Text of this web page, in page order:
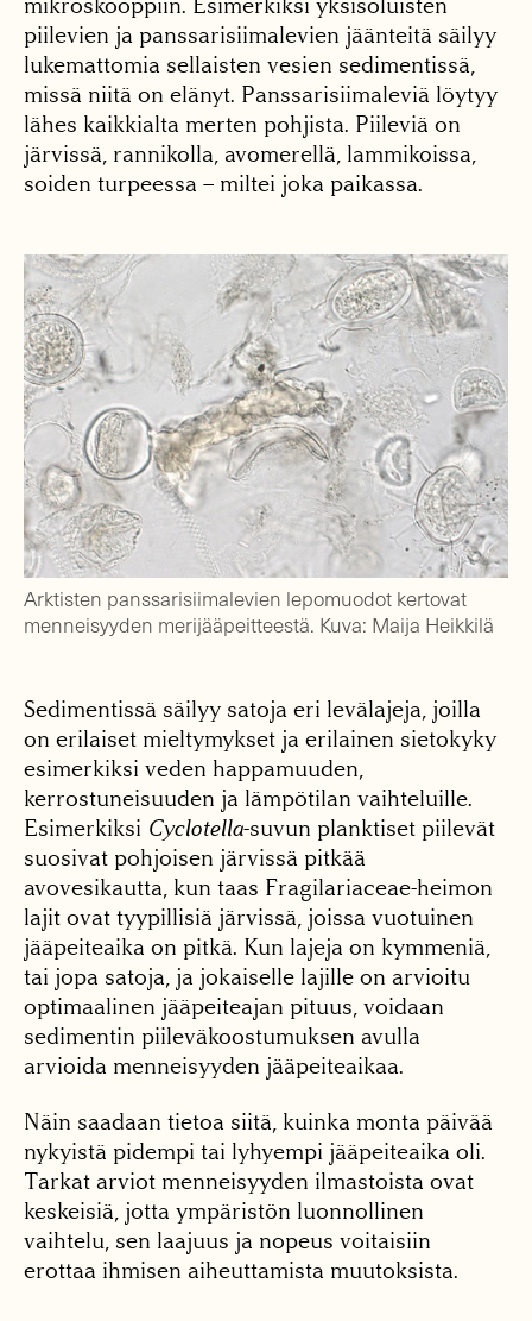
piilevien ja panssarisiimalevien jäänteitä säilyy
lukemattomia sellaisten vesien sedimentissä,
missä niitä on elänyt. Panssarisiimaleviä löytyy
lähes kaikkialta merten pohjista. Piileviä on
järvissä, rannikolla, avomerellä, lammikoissa,
soiden turpeessa – miltei joka paikassa.
Arktisten panssarisiimalevien lepomuodot kertovat
menneisyyden merijääpeitteestä. Kuva: Maija Heikkilä
Sedimentissä säilyy satoja eri levälajeja, joilla
on erilaiset mieltymykset ja erilainen sietokyky
esimerkiksi veden happamuuden,
kerrostuneisuuden ja lämpötilan vaihteluille.
Esimerkiksi Cyclotella-suvun planktiset piilevät
suosivat pohjoisen järvissä pitkää
avovesikautta, kun taas Fragilariaceae-heimon
lajit ovat tyypillisiä järvissä, joissa vuotuinen
jääpeiteaika on pitkä. Kun lajeja on kymmeniä,
tai jopa satoja, ja jokaiselle lajille on arvioitu
optimaalinen jääpeiteajan pituus, voidaan
sedimentin piileväkoostumuksen avulla
arvioida menneisyyden jääpeiteaikaa.
Näin saadaan tietoa siitä, kuinka monta päivää
nykyistä pidempi tai lyhyempi jääpeiteaika oli.
Tarkat arviot menneisyyden ilmastoista ovat
keskeisiä, jotta ympäristön luonnollinen
vaihtelu, sen laajuus ja nopeus voitaisiin
erottaa ihmisen aiheuttamista muutoksista.